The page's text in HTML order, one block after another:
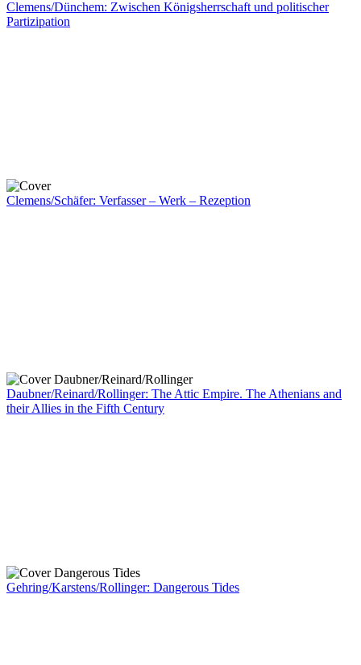
Clemens/Dünchem: Zwischen Königsherrschaft und politischer
Partizipation
Clemens/Schäfer: Verfasser – Werk – Rezeption
Daubner/Reinard/Rollinger: The Attic Empire. The Athenians and
their Allies in the Fifth Century
Gehring/Karstens/Rollinger: Dangerous Tides